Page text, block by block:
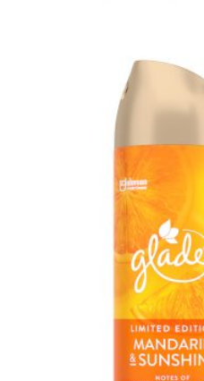
Joulu- ja kausivalot
Eläimet ja
tontut
Kyntteliköt
Valoketjut ja
kuusenvalot
Joulukoristeet
Kranssit ja
asetelmat
Tontut ja
muut
Joulutekstiilit
Paketointi